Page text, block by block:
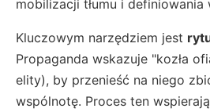
mobilizacji tłumu i definiowania
Kluczowym narzędziem jest
Propaganda wskazuje "kozła
elity), by przenieść na niego
wspólnotę. Proces ten